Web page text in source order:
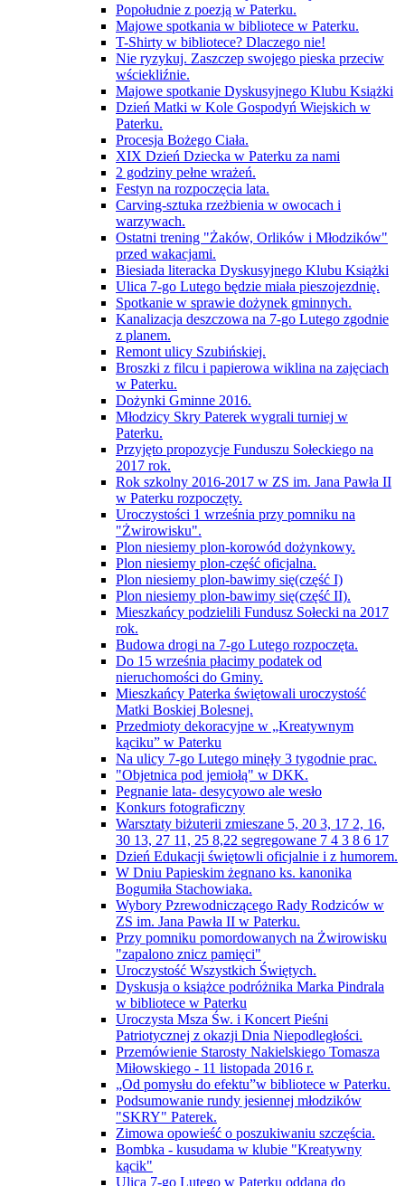
Popołudnie z poezją w Paterku.
Majowe spotkania w bibliotece w Paterku.
T-Shirty w bibliotece? Dlaczego nie!
Nie ryzykuj. Zaszczep swojego pieska przeciw
wściekliźnie.
Majowe spotkanie Dyskusyjnego Klubu Książki
Dzień Matki w Kole Gospodyń Wiejskich w
Paterku.
Procesja Bożego Ciała.
XIX Dzień Dziecka w Paterku za nami
2 godziny pełne wrażeń.
Festyn na rozpoczęcia lata.
Carving-sztuka rzeżbienia w owocach i
warzywach.
Ostatni trening "Żaków, Orlików i Młodzików"
przed wakacjami.
Biesiada literacka Dyskusyjnego Klubu Książki
Ulica 7-go Lutego będzie miała pieszojezdnię.
Spotkanie w sprawie dożynek gminnych.
Kanalizacja deszczowa na 7-go Lutego zgodnie
z planem.
Remont ulicy Szubińskiej.
Broszki z filcu i papierowa wiklina na zajęciach
w Paterku.
Dożynki Gminne 2016.
Młodzicy Skry Paterek wygrali turniej w
Paterku.
Przyjęto propozycje Funduszu Sołeckiego na
2017 rok.
Rok szkolny 2016-2017 w ZS im. Jana Pawła II
w Paterku rozpoczęty.
Uroczystości 1 września przy pomniku na
"Żwirowisku".
Plon niesiemy plon-korowód dożynkowy.
Plon niesiemy plon-część oficjalna.
Plon niesiemy plon-bawimy się(część I)
Plon niesiemy plon-bawimy się(część II).
Mieszkańcy podzielili Fundusz Sołecki na 2017
rok.
Budowa drogi na 7-go Lutego rozpoczęta.
Do 15 września płacimy podatek od
nieruchomości do Gminy.
Mieszkańcy Paterka świętowali uroczystość
Matki Boskiej Bolesnej.
Przedmioty dekoracyjne w „Kreatywnym
kąciku” w Paterku
Na ulicy 7-go Lutego minęły 3 tygodnie prac.
"Objetnica pod jemiołą" w DKK.
Pegnanie lata- desycyowo ale wesło
Konkurs fotograficzny
Warsztaty biżuterii zmieszane 5, 20 3, 17 2, 16,
30 13, 27 11, 25 8,22 segregowane 7 4 3 8 6 17
Dzień Edukacji świętowli oficjalnie i z humorem.
W Dniu Papieskim żegnano ks. kanonika
Bogumiła Stachowiaka.
Wybory Pzrewodniczącego Rady Rodziców w
ZS im. Jana Pawła II w Paterku.
Przy pomniku pomordowanych na Żwirowisku
"zapalono znicz pamięci"
Uroczystość Wszystkich Świętych.
Dyskusja o książce podróżnika Marka Pindrala
w bibliotece w Paterku
Uroczysta Msza Św. i Koncert Pieśni
Patriotycznej z okazji Dnia Niepodległości.
Przemówienie Starosty Nakielskiego Tomasza
Miłowskiego - 11 listopada 2016 r.
„Od pomysłu do efektu”w bibliotece w Paterku.
Podsumowanie rundy jesiennej młodzików
"SKRY" Paterek.
Zimowa opowieść o poszukiwaniu szczęścia.
Bombka - kusudama w klubie "Kreatywny
kącik"
Ulica 7-go Lutego w Paterku oddana do